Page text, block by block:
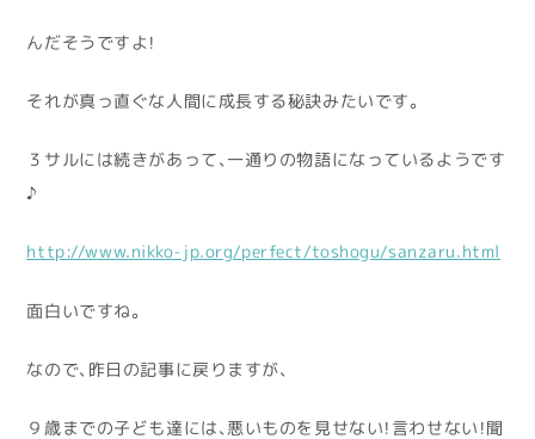
んだそうですよ！
それが真っ直ぐな人間に成長する秘訣みたいです。
３サルには続きがあって、一通りの物語になっているようです
♪
http://www.nikko-jp.org/perfect/toshogu/sanzaru.html
面白いですね。
なので、昨日の記事に戻りますが、
９歳までの子ども達には、悪いものを見せない！言わせない！聞